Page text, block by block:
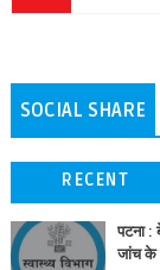
SOCIAL SHARE
RECENT
पटना :
जांच के